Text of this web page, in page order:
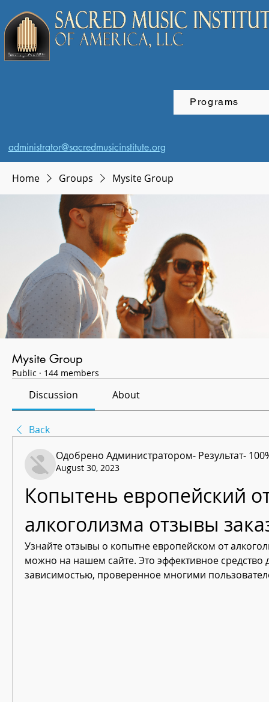
Programs
administrator@sacredmusicinstitute.org
Home Groups Mysite Group
Mysite Group
Public · 144 members
Discussion About
Back
Одобрено Администратором- Результат-
August 30, 2023
Копытень европейский
алкоголизма отзывы
Узнайте отзывы о копытне европейском от
можно на нашем сайте. Это эффективное средство
зависимостью, проверенное многими